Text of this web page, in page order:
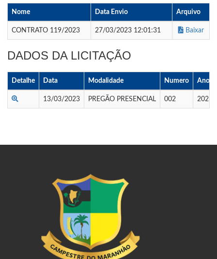
Nome Data Envio Arquivo
CONTRATO 119/2023 27/03/2023 12:01:31 Baixar
DADOS DA LICITAÇÃO
Detalhe Data Modalidade Numero Ano
13/03/2023 PREGÃO PRESENCIAL 002 2023